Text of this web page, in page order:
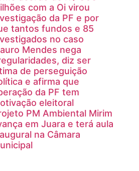
com a Oi virou
da PF e por
tantos fundos e 85
no caso
Mendes nega
diz ser
de perseguição
e afirma que
da PF tem
eleitoral
PM Ambiental Mirim
em Juara e terá aula
na Câmara